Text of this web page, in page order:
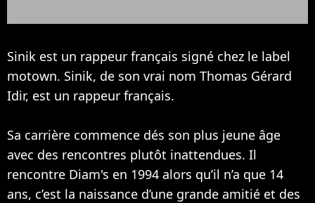
Sinik est un rappeur français signé chez le label
motown. Sinik, de son vrai nom Thomas Gérard
Idir, est un rappeur français.
Sa carrière commence dés son plus jeune âge
avec des rencontres plutôt inattendues. Il
rencontre Diam's en 1994 alors qu’il n’a que 14
ans, c’est la naissance d’une grande amitié et des